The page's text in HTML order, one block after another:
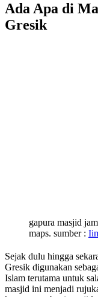
Ada Apa di
Gresik
gapura masjid
maps. sumber :
Sejak dulu hingga
Gresik digunakan
Islam terutama untuk
masjid ini menjadi